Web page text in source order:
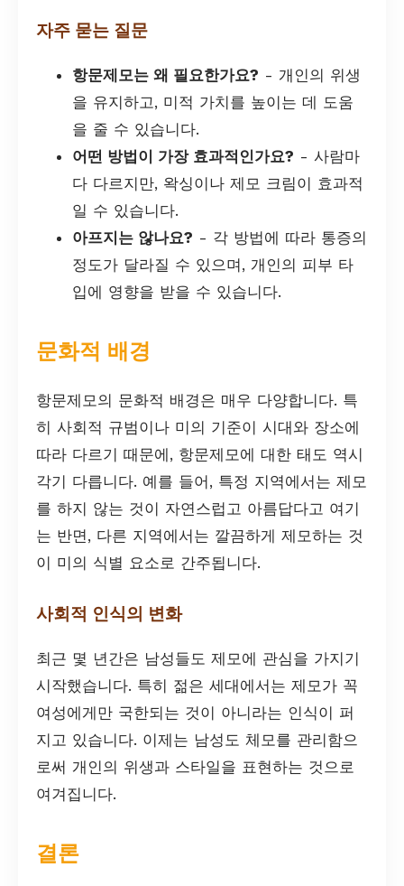
자주 묻는 질문
항문제모는 왜 필요한가요? - 개인의 위생
을 유지하고, 미적 가치를 높이는 데 도움
을 줄 수 있습니다.
어떤 방법이 가장 효과적인가요? - 사람마
다 다르지만, 왁싱이나 제모 크림이 효과적
일 수 있습니다.
아프지는 않나요? - 각 방법에 따라 통증의
정도가 달라질 수 있으며, 개인의 피부 타
입에 영향을 받을 수 있습니다.
문화적 배경
항문제모의 문화적 배경은 매우 다양합니다. 특
히 사회적 규범이나 미의 기준이 시대와 장소에
따라 다르기 때문에, 항문제모에 대한 태도 역시
각기 다릅니다. 예를 들어, 특정 지역에서는 제모
를 하지 않는 것이 자연스럽고 아름답다고 여기
는 반면, 다른 지역에서는 깔끔하게 제모하는 것
이 미의 식별 요소로 간주됩니다.
사회적 인식의 변화
최근 몇 년간은 남성들도 제모에 관심을 가지기
시작했습니다. 특히 젊은 세대에서는 제모가 꼭
여성에게만 국한되는 것이 아니라는 인식이 퍼
지고 있습니다. 이제는 남성도 체모를 관리함으
로써 개인의 위생과 스타일을 표현하는 것으로
여겨집니다.
결론